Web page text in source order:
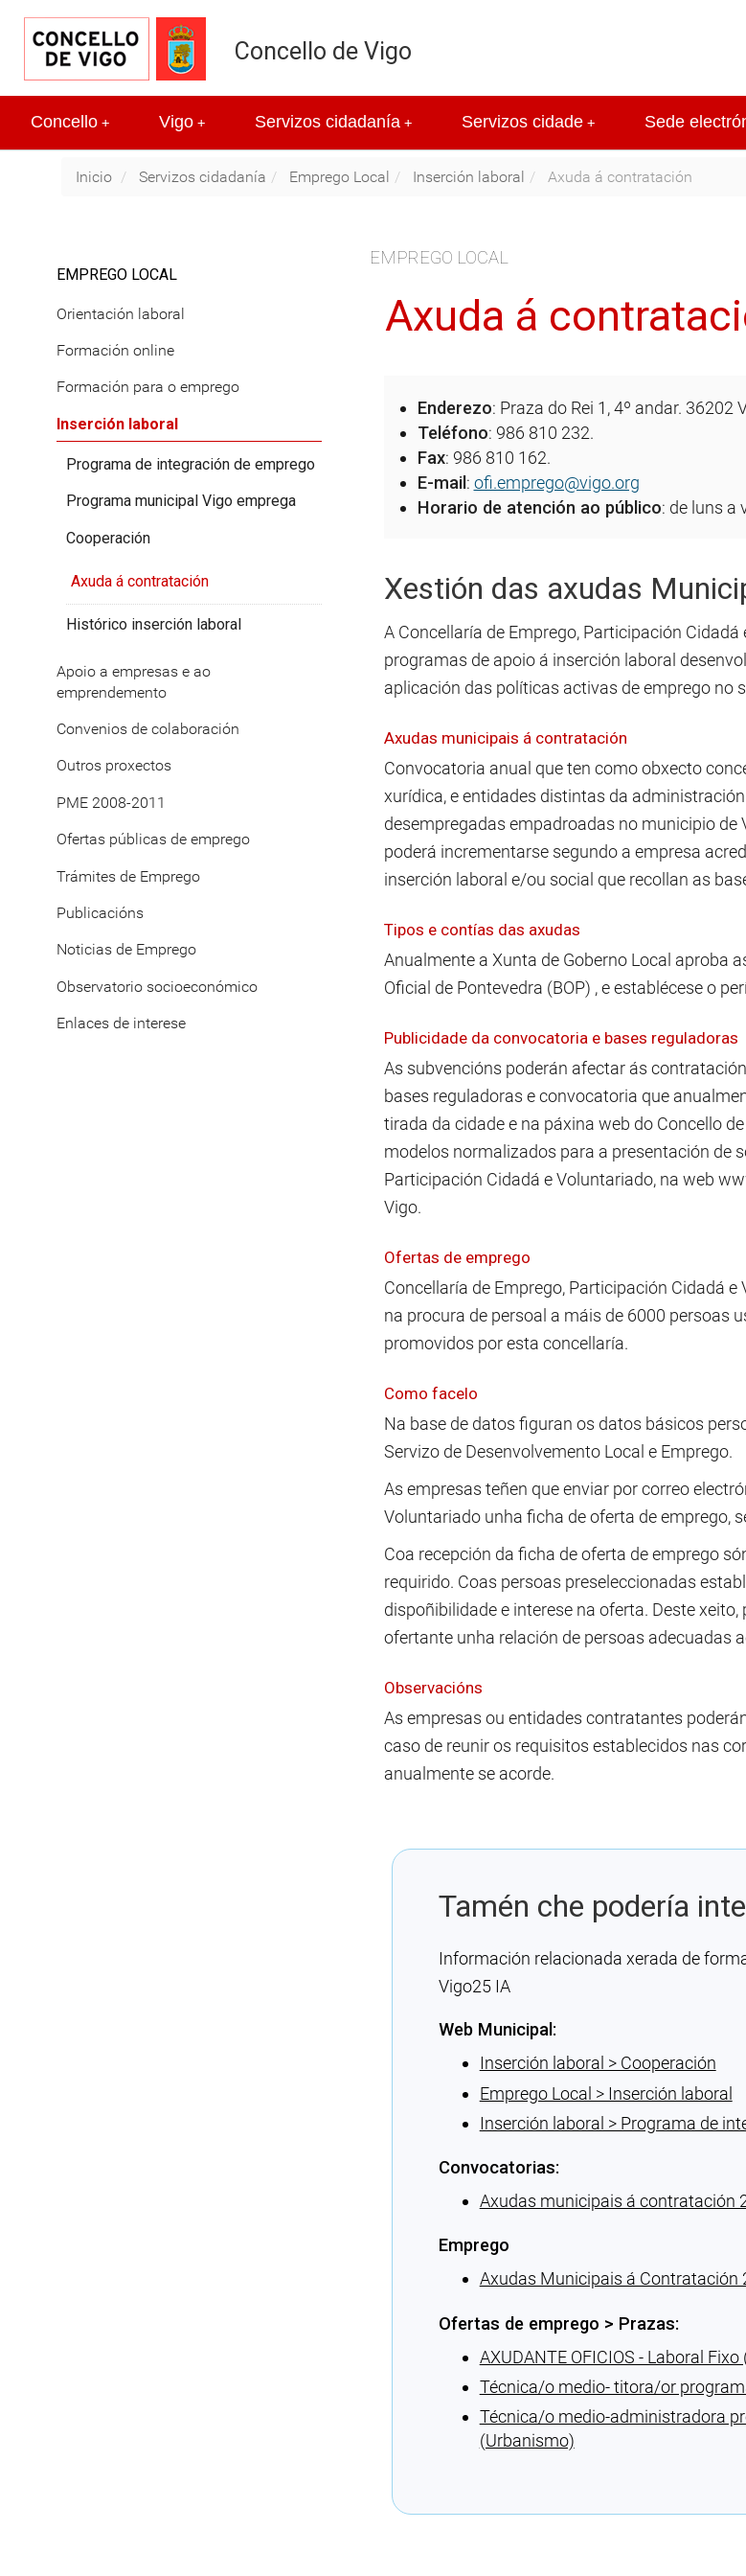
Concello de Vigo
+
Concello +
Vigo +
Servizos cidadanía +
Servizos cidade Sede
Inicio Servizos cidadanía Emprego Local Inserción laboral Axuda á contratación
EMPREGO LOCAL
Axuda á
Enderezo: Praza do Rei 1, 4º andar. 36202
Teléfono: 986 810 232.
Fax: 986 810 162.
E-mail : ofi.emprego@vigo.org
Horario de atención ao público: de luns a
Xestión das axudas
A Concellaría de Emprego, Participación
programas de apoio á inserción laboral
aplicación das políticas activas de emprego no
Axudas municipais á contratación
Convocatoria anual que ten como obxecto
xurídica, e entidades distintas da
desempregadas empadroadas no municipio de
poderá incrementarse segundo a empresa
inserción laboral e/ou social que recollan as
Tipos e contías das axudas
Anualmente a Xunta de Goberno Local aproba
Oficial de Pontevedra (BOP) , e establécese o
Publicidade da convocatoria e bases reguladoras
As subvencións poderán afectar ás
bases reguladoras e convocatoria que
tirada da cidade e na páxina web do Concello
modelos normalizados para a presentación de
Participación Cidadá e Voluntariado, na web
Vigo.
Ofertas de emprego
Concellaría de Emprego, Participación Cidadá
na procura de persoal a máis de 6000 persoas
promovidos por esta concellaría.
Como facelo
Na base de datos figuran os datos básicos
Servizo de Desenvolvemento Local e Emprego.
As empresas teñen que enviar por correo
Voluntariado unha ficha de oferta de emprego,
Coa recepción da ficha de oferta de emprego
requirido. Coas persoas preseleccionadas
dispoñibilidade e interese na oferta. Deste
ofertante unha relación de persoas adecuadas
Observacións
As empresas ou entidades contratantes
caso de reunir os requisitos establecidos nas
anualmente se acorde.
Tamén che podería
Información relacionada xerada de
Vigo25 IA
Web Municipal:
Inserción laboral > Cooperación
Emprego Local > Inserción laboral
Inserción laboral > Programa de
Convocatorias:
Axudas municipais á contratación
Emprego
Axudas Municipais á Contratación
Ofertas de emprego > Prazas:
AXUDANTE OFICIOS - Laboral
Técnica/o medio- titora/or
Técnica/o medio-administradora
(Urbanismo)
EMPREGO LOCAL
Orientación laboral
Formación online
Formación para o emprego
Inserción laboral
Programa de integración de emprego
Programa municipal Vigo emprega
Cooperación
Axuda á contratación
Histórico inserción laboral
Apoio a empresas e ao
emprendemento
Convenios de colaboración
Outros proxectos
PME 2008-2011
Ofertas públicas de emprego
Trámites de Emprego
Publicacións
Noticias de Emprego
Observatorio socioeconómico
Enlaces de interese